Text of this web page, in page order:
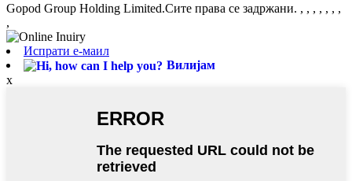
Gopod Group Holding Limited.Сите права се задржани. , , , , , , ,
,
Испрати е-маил
Вилијам
x